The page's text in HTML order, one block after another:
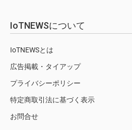
IoTNEWSについて
IoTNEWSとは
広告掲載・タイアップ
プライバシーポリシー
特定商取引法に基づく表示
お問合せ